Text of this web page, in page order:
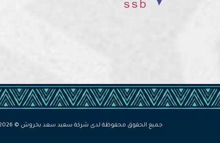
جميع الحقوق محفوظة لدى شركة سعيد سعد بخروش © 2026